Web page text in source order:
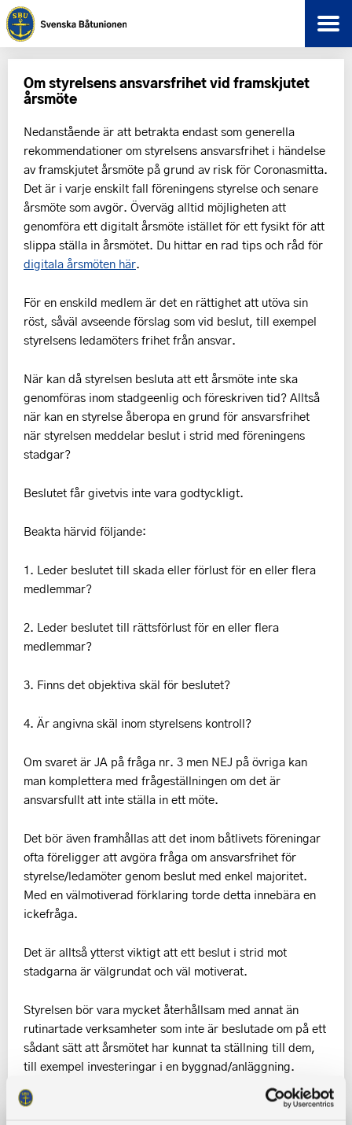
Om styrelsens ansvarsfrihet vid framskjutet
årsmöte
Nedanstående är att betrakta endast som generella
rekommendationer om styrelsens ansvarsfrihet i händelse
av framskjutet årsmöte på grund av risk för Coronasmitta.
Det är i varje enskilt fall föreningens styrelse och senare
årsmöte som avgör. Överväg alltid möjligheten att
genomföra ett digitalt årsmöte istället för ett fysikt för att
slippa ställa in årsmötet. Du hittar en rad tips och råd för
digitala årsmöten här.
För en enskild medlem är det en rättighet att utöva sin
röst, såväl avseende förslag som vid beslut, till exempel
styrelsens ledamöters frihet från ansvar.
När kan då styrelsen besluta att ett årsmöte inte ska
genomföras inom stadgeenlig och föreskriven tid? Alltså
när kan en styrelse åberopa en grund för ansvarsfrihet
när styrelsen meddelar beslut i strid med föreningens
stadgar?
Beslutet får givetvis inte vara godtyckligt.
Beakta härvid följande:
1. Leder beslutet till skada eller förlust för en eller flera
medlemmar?
2. Leder beslutet till rättsförlust för en eller flera
medlemmar?
3. Finns det objektiva skäl för beslutet?
4. Är angivna skäl inom styrelsens kontroll?
Om svaret är JA på fråga nr. 3 men NEJ på övriga kan
man komplettera med frågeställningen om det är
ansvarsfullt att inte ställa in ett möte.
Det bör även framhållas att det inom båtlivets föreningar
ofta föreligger att avgöra fråga om ansvarsfrihet för
styrelse/ledamöter genom beslut med enkel majoritet.
Med en välmotiverad förklaring torde detta innebära en
ickefråga.
Det är alltså ytterst viktigt att ett beslut i strid mot
stadgarna är välgrundat och väl motiverat.
Styrelsen bör vara mycket återhållsam med annat än
rutinartade verksamheter som inte är beslutade om på ett
sådant sätt att årsmötet har kunnat ta ställning till dem,
till exempel investeringar i en byggnad/anläggning.